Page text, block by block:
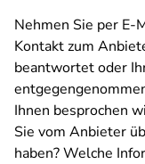
Nehmen Sie per E-
Kontakt zum
beantwortet oder
Ihnen besprochen
Sie vom Anbieter
haben? Welche